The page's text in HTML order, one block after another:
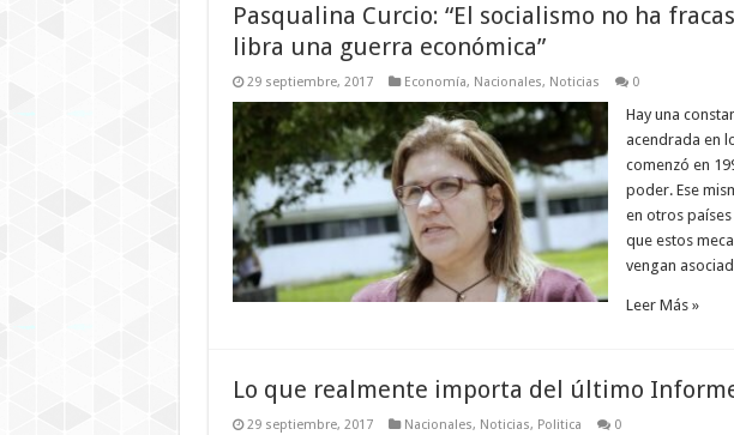
Pasqualina Curcio: “El socialismo no ha
libra una guerra económica”
29 septiembre, 2017 Economía, Nacionales, Noticias 0
Hay una
acendrada en
comenzó en
poder. Ese
en otros países
que estos
vengan
Leer Más »
Lo que realmente importa del último
29 septiembre, 2017 Nacionales, Noticias, Politica 0